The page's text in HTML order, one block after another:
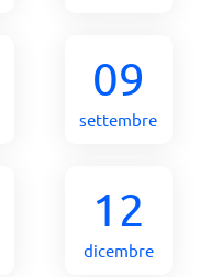
09
settembre
12
dicembre